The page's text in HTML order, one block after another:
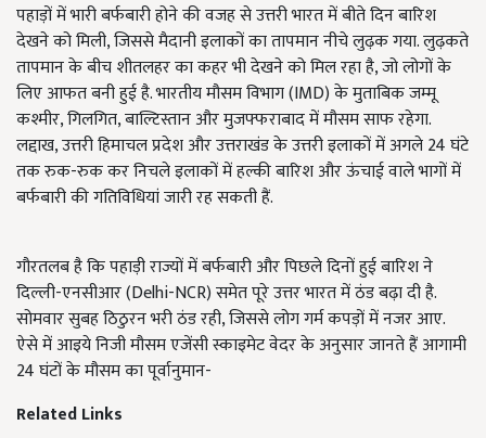
पहाड़ों में भारी बर्फबारी होने की वजह से उत्तरी भारत में बीते दिन बारिश
देखने को मिली, जिससे मैदानी इलाकों का तापमान नीचे लुढ़क गया. लुढ़कते
तापमान के बीच शीतलहर का कहर भी देखने को मिल रहा है, जो लोगों के
लिए आफत बनी हुई है. भारतीय मौसम विभाग (IMD) के मुताबिक जम्मू
कश्मीर, गिलगित, बाल्टिस्तान और मुजफ्फराबाद में मौसम साफ रहेगा.
लद्दाख, उत्तरी हिमाचल प्रदेश और उत्तराखंड के उत्तरी इलाकों में अगले 24 घंटे
तक रुक-रुक कर निचले इलाकों में हल्की बारिश और ऊंचाई वाले भागों में
बर्फबारी की गतिविधियां जारी रह सकती हैं.
गौरतलब है कि पहाड़ी राज्यों में बर्फबारी और पिछले दिनों हुई बारिश ने
दिल्ली-एनसीआर (Delhi-NCR) समेत पूरे उत्तर भारत में ठंड बढ़ा दी है.
सोमवार सुबह ठिठुरन भरी ठंड रही, जिससे लोग गर्म कपड़ों में नजर आए.
ऐसे में आइये निजी मौसम एजेंसी स्काइमेट वेदर के अनुसार जानते हैं आगामी
24 घंटों के मौसम का पूर्वानुमान-
Related Links